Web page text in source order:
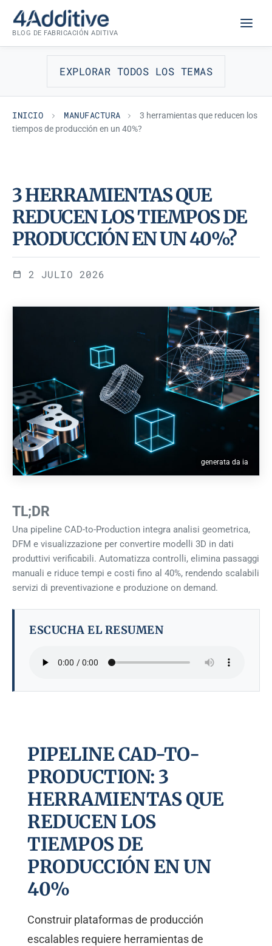
contenido
BLOG DE FABRICACIÓN ADITIVA
EXPLORAR TODOS LOS TEMAS
INICIO MANUFACTURA
3 herramientas que reducen los
tiempos de producción en un 40%?
MANUFACTURA
3 HERRAMIENTAS QUE
REDUCEN LOS TIEMPOS DE
PRODUCCIÓN EN UN 40%?
2 JULIO 2026
generata da ia
TL;DR
Una pipeline CAD-to-Production integra analisi geometrica,
DFM e visualizzazione per convertire modelli 3D in dati
produttivi verificabili. Automatizza controlli, elimina passaggi
manuali e riduce tempi e costi fino al 40%, rendendo scalabili
servizi di preventivazione e produzione on demand.
ESCUCHA EL RESUMEN
PIPELINE CAD-TO-
PRODUCTION: 3
HERRAMIENTAS QUE
REDUCEN LOS
TIEMPOS DE
PRODUCCIÓN EN UN
40%
Construir plataformas de producción
escalables requiere herramientas de